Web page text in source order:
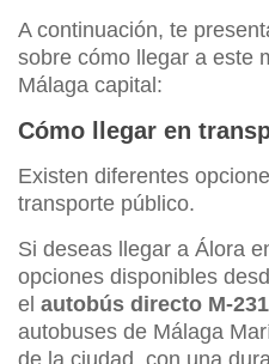
A continuación, te
sobre cómo llegar a este
Málaga capital:
Cómo llegar en
Existen diferentes
transporte público.
Si deseas llegar a Álora
opciones disponibles
el autobús directo M-231
autobuses de Málaga
de la ciudad, con una